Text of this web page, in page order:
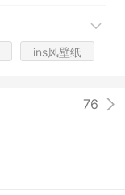
ins风壁纸
76